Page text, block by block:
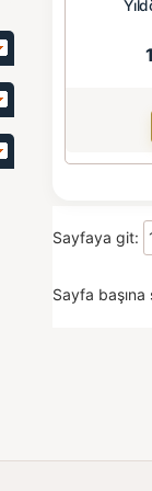
Sayfaya git:
Sayfa